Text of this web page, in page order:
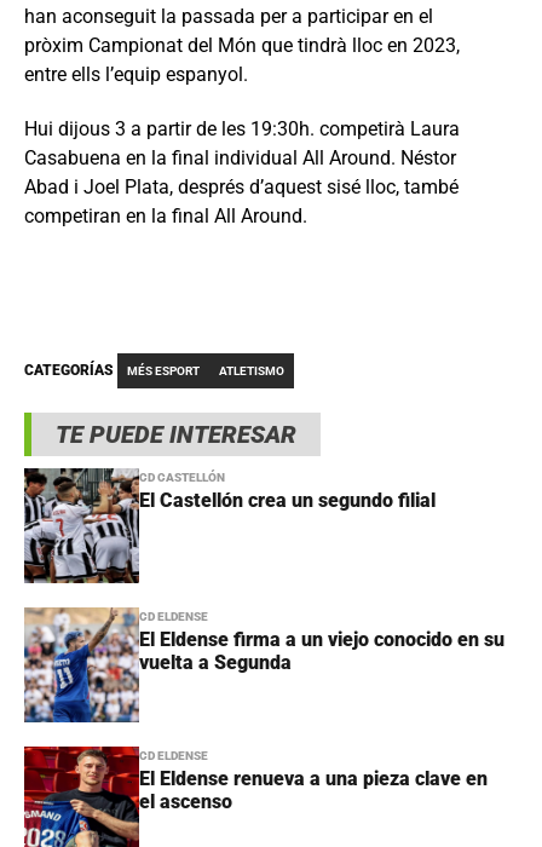
TE PUEDE INTERESAR
CD CASTELLÓN
El Castellón crea un segundo filial
CD ELDENSE
El Eldense firma a un viejo conocido en su
vuelta a Segunda
CD ELDENSE
El Eldense renueva a una pieza clave en
el ascenso
han aconseguit la passada per a participar en el
pròxim Campionat del Món que tindrà lloc en 2023,
entre ells l’equip espanyol.
Hui dijous 3 a partir de les 19:30h. competirà Laura
Casabuena en la final individual All Around. Néstor
Abad i Joel Plata, després d’aquest sisé lloc, també
competiran en la final All Around.
CATEGORÍAS MÉS ESPORT ATLETISMO